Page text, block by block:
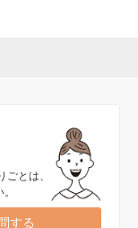
とは、
する